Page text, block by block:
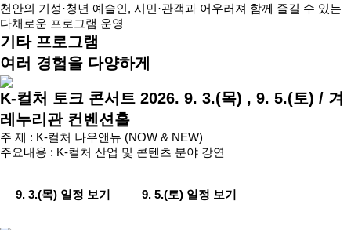
천안의 기성·청년 예술인, 시민·관객과 어우러져 함께 즐길 수 있는
다채로운 프로그램 운영
기타 프로그램
여러 경험을 다양하게
K-컬처 토크 콘서트 2026. 9. 3.(목) , 9. 5.(토) / 겨
레누리관 컨벤션홀
주 제 : K-컬처 나우앤뉴 (NOW & NEW)
주요내용 : K-컬처 산업 및 콘텐츠 분야 강연
9. 3.(목) 일정 보기 9. 5.(토) 일정 보기